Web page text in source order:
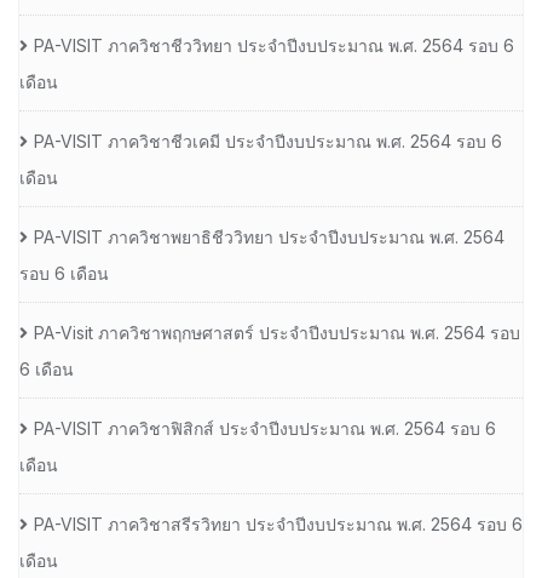
PA-VISIT ภาควิชาชีววิทยา ประจำปีงบประมาณ พ.ศ. 2564 รอบ 6
เดือน
PA-VISIT ภาควิชาชีวเคมี ประจำปีงบประมาณ พ.ศ. 2564 รอบ 6
เดือน
PA-VISIT ภาควิชาพยาธิชีววิทยา ประจำปีงบประมาณ พ.ศ. 2564
รอบ 6 เดือน
PA-Visit ภาควิชาพฤกษศาสตร์ ประจำปีงบประมาณ พ.ศ. 2564 รอบ
6 เดือน
PA-VISIT ภาควิชาฟิสิกส์ ประจำปีงบประมาณ พ.ศ. 2564 รอบ 6
เดือน
PA-VISIT ภาควิชาสรีรวิทยา ประจำปีงบประมาณ พ.ศ. 2564 รอบ 6
เดือน